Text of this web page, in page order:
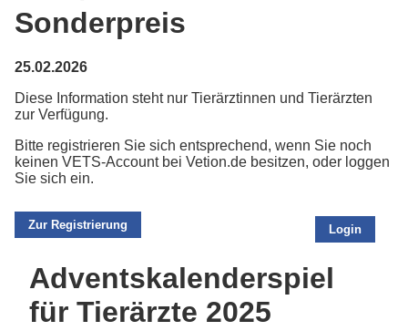
Sonderpreis
25.02.2026
Diese Information steht nur Tierärztinnen und Tierärzten
zur Verfügung.
Bitte registrieren Sie sich entsprechend, wenn Sie noch
keinen VETS-Account bei Vetion.de besitzen, oder loggen
Sie sich ein.
Zur Registrierung Login
Adventskalenderspiel
für Tierärzte 2025